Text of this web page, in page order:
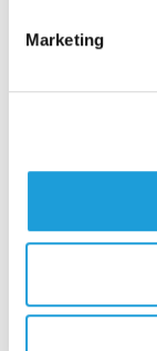
Marketing
la
données.